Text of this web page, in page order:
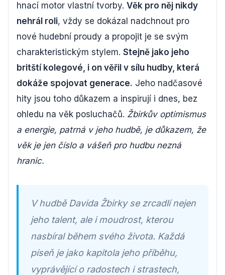
hnací motor vlastní tvorby. Věk pro něj nikdy
nehrál roli, vždy se dokázal nadchnout pro
nové hudební proudy a propojit je se svým
charakteristickým stylem. Stejně jako jeho
britští kolegové, i on věřil v sílu hudby, která
dokáže spojovat generace. Jeho nadčasové
hity jsou toho důkazem a inspirují i dnes, bez
ohledu na věk posluchačů. Žbirkův optimismus
a energie, patrná v jeho hudbě, je důkazem, že
věk je jen číslo a vášeň pro hudbu nezná
hranic.
V hudbě Davida Žbirky se zrcadlí nejen
jeho talent, ale i moudrost, kterou
nasbíral během svého života. Každá
píseň je jako kapitola jeho příběhu,
vyprávějící o radostech i strastech,